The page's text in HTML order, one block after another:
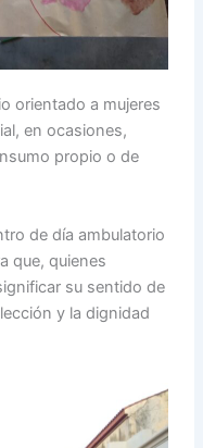
orientado a mujeres
en ocasiones,
propio o de
de día ambulatorio
que, quienes
su sentido de
y la dignidad